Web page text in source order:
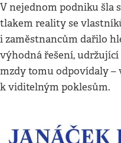
V nejednom podniku šla
tlakem reality se
i zaměstnancům dařilo
výhodná řešení,
mzdy tomu odpovídaly –
k viditelným poklesům.